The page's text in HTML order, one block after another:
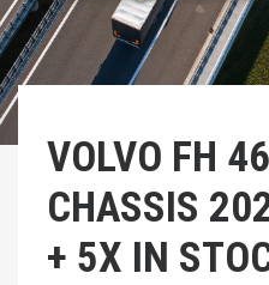
VOLVO FH
CHASSIS
+ 5X IN